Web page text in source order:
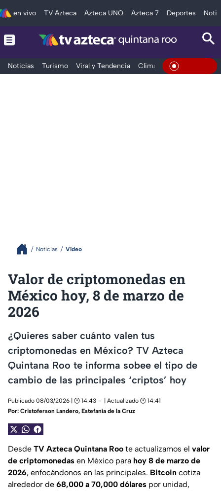
en vivo TV Azteca Azteca UNO Azteca 7 Deportes
Noticias Turismo Viral y Tendencia Clima Tráfico En Vivo
Noticias Video
Valor de criptomonedas en
México hoy, 8 de marzo de
2026
¿Quieres saber cuánto valen tus
criptomonedas en México? TV Azteca
Quintana Roo te informa sobee el tipo de
cambio de las principales ‘criptos’ hoy
Publicado 08/03/2026 | 🕑 14:43
| Actualizado 🕑 14:41
Por: Cristoferson Landero, Estefanía de la Cruz
Desde TV Azteca Quintana Roo te actualizamos el valor
de criptomonedas en México para hoy 8 de marzo de
2026, enfocándonos en las principales. Bitcoin cotiza
alrededor de 68,000 a 70,000 dólares por unidad,